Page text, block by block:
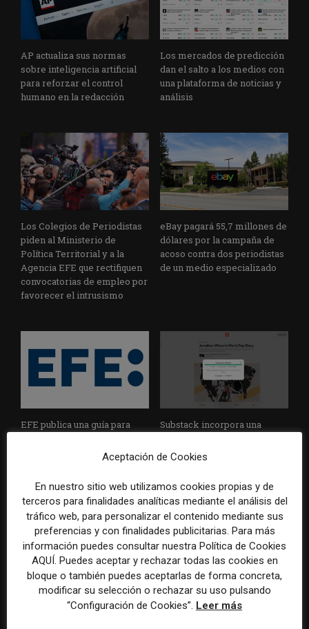
AP actualiza sus normas
sobre inteligencia artificial
para reforzar el control
humano en la redacción
Los mercados de predicción
dan el salto a los medios con
una plataforma de noticias y
análisis
Los Colegios de Periodistas
piden al Ministerio de
Política Territorial y a la
Agencia EFE que rectifiquen
convocatorias de empleo por
favorecer el intrusismo
eBay pagará 55,7 millones de
dólares por la campaña de
acoso contra dos periodistas
de un medio especializado
EFE publica una guía para
artificial en sus procesos
informativos con supervisión
Substack incorpora una
cuánto contenido ha sido
La Universidad CEU
Paul Krugman alerta del
Aceptación de Cookies
En nuestro sitio web utilizamos cookies propias y de
terceros para finalidades analíticas mediante el análisis del
tráfico web, para personalizar el contenido mediante sus
preferencias y con finalidades publicitarias. Para más
información puedes consultar nuestra Política de Cookies
AQUÍ. Puedes aceptar y rechazar todas las cookies en
bloque o también puedes aceptarlas de forma concreta,
modificar su selección o rechazar su uso pulsando
“Configuración de Cookies”. Leer más